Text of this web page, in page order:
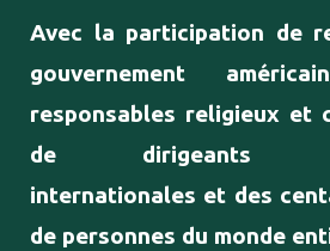
Avec la participation de
gouvernement
responsables religieux et
de dirigeants
internationales et des
de personnes du monde